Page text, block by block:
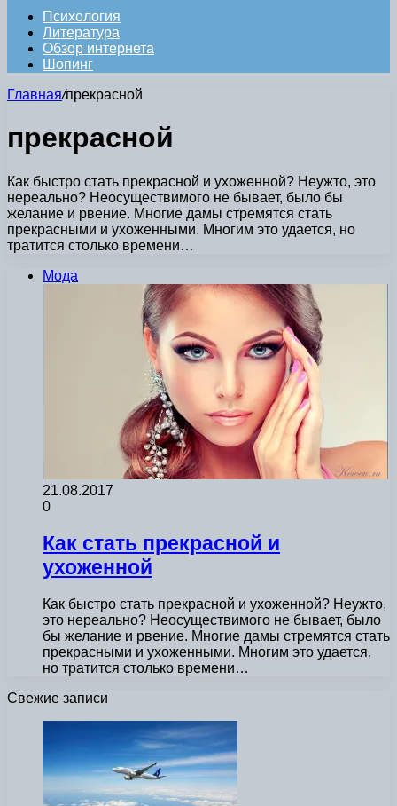
Психология
Литература
Обзор интернета
Шопинг
Главная/прекрасной
прекрасной
Как быстро стать прекрасной и ухоженной? Неужто, это
нереально? Неосуществимого не бывает, было бы
желание и рвение. Многие дамы стремятся стать
прекрасными и ухоженными. Многим это удается, но
тратится столько времени…
Мода
21.08.2017
0
Как стать прекрасной и
ухоженной
Как быстро стать прекрасной и ухоженной? Неужто,
это нереально? Неосуществимого не бывает, было
бы желание и рвение. Многие дамы стремятся стать
прекрасными и ухоженными. Многим это удается,
но тратится столько времени…
Свежие записи